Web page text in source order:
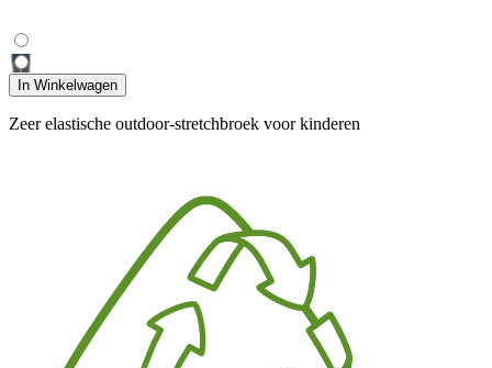
In Winkelwagen
Zeer elastische outdoor-stretchbroek voor kinderen